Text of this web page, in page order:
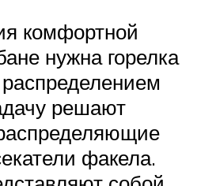
комфортной
нужна горелка
решают
факела.